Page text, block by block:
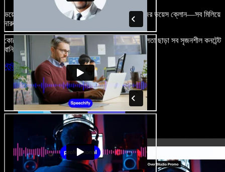
ভয়েসওভার, রয়্যালটি-ফ্রি ছবি, অডিও, ভিডিও যোগ, নিজের ভয়েস ক্লোন—সব মিলিয়ে
দারুণ মনে রাখার মতো অডিও-ভিডিও প্রজেক্ট বানান।
কোনো শেখার ঝামেলা নেই, শুধু ব্রাউজারে খুলুন—আর দুর্বলতা ছাড়া সব সৃজনশীল কনটেন্ট
বানিয়ে ফেলুন।
স্টুডিও চালু করুন